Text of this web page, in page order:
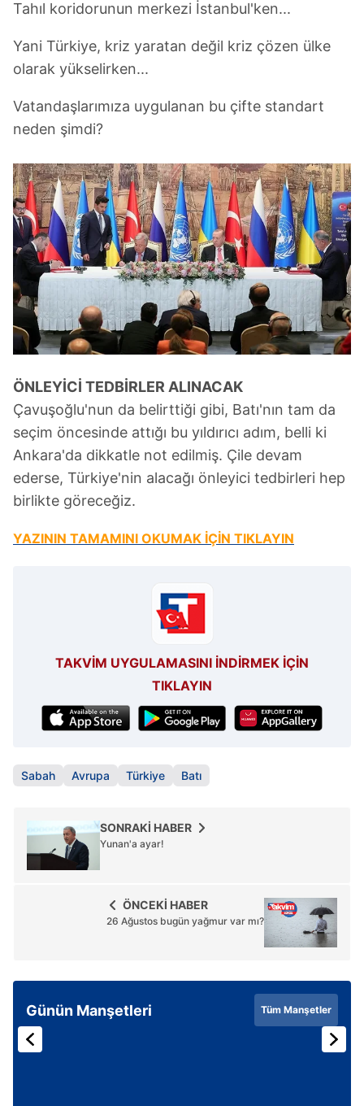
Tahıl koridorunun merkezi İstanbul'ken...
Yani Türkiye, kriz yaratan değil kriz çözen ülke
olarak yükselirken...
Vatandaşlarımıza uygulanan bu çifte standart
neden şimdi?
ÖNLEYİCİ TEDBİRLER ALINACAK
Çavuşoğlu'nun da belirttiği gibi, Batı'nın tam da
seçim öncesinde attığı bu yıldırıcı adım, belli ki
Ankara'da dikkatle not edilmiş. Çile devam
ederse, Türkiye'nin alacağı önleyici tedbirleri hep
birlikte göreceğiz.
YAZININ TAMAMINI OKUMAK İÇİN TIKLAYIN
TAKVİM UYGULAMASINI İNDİRMEK İÇİN
TIKLAYIN
Sabah Avrupa Türkiye Batı
SONRAKİ HABER
Yunan'a ayar!
ÖNCEKİ HABER
26 Ağustos bugün yağmur var mı?
Günün Manşetleri Tüm Manşetler